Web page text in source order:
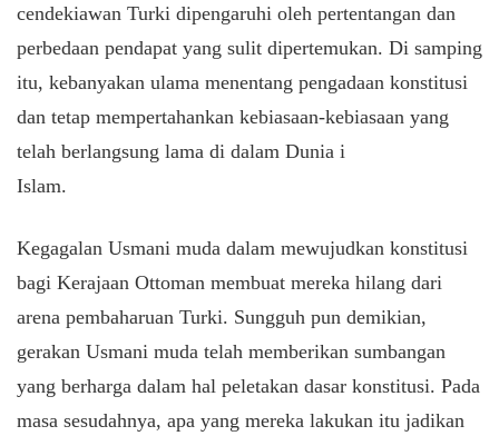
cendekiawan Turki dipengaruhi oleh pertentangan dan
perbedaan pendapat yang sulit dipertemukan. Di samping
itu, kebanyakan ulama menentang pengadaan konstitusi
dan tetap mempertahankan kebiasaan-kebiasaan yang
telah berlangsung lama di dalam Dunia i
Islam.
Kegagalan Usmani muda dalam mewujudkan konstitusi
bagi Kerajaan Ottoman membuat mereka hilang dari
arena pembaharuan Turki. Sungguh pun demikian,
gerakan Usmani muda telah memberikan sumbangan
yang berharga dalam hal peletakan dasar konstitusi. Pada
masa sesudahnya, apa yang mereka lakukan itu jadikan